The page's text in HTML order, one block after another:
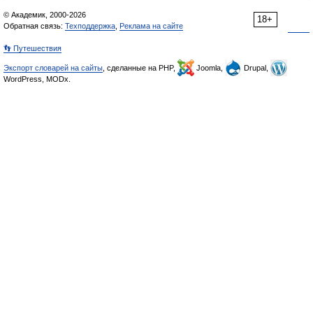
18+
© Академик, 2000-2026
Обратная связь: Техподдержка Реклама на сайте
👣 Путешествия
Экспорт словарей на сайты , сделанные на PHP, Joomla,
Drupal,
WordPress, MODx.